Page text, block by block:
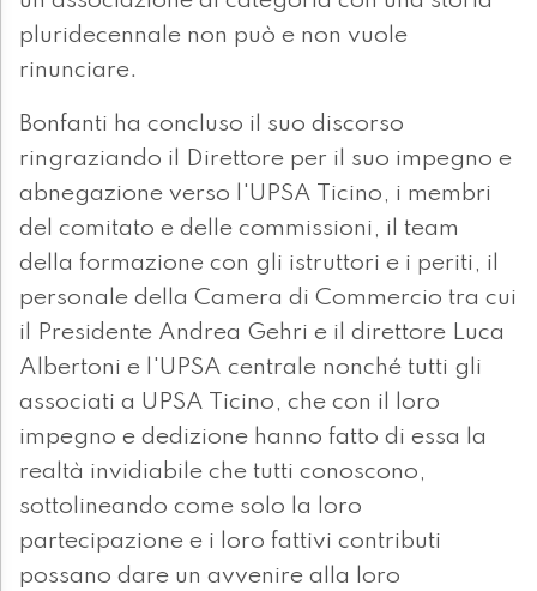
pluridecennale non può e non vuole
rinunciare.
Bonfanti ha concluso il suo discorso
ringraziando il Direttore per il suo impegno e
abnegazione verso l'UPSA Ticino, i membri
del comitato e delle commissioni, il team
della formazione con gli istruttori e i periti, il
personale della Camera di Commercio tra cui
il Presidente Andrea Gehri e il direttore Luca
Albertoni e l'UPSA centrale nonché tutti gli
associati a UPSA Ticino, che con il loro
impegno e dedizione hanno fatto di essa la
realtà invidiabile che tutti conoscono,
sottolineando come solo la loro
partecipazione e i loro fattivi contributi
possano dare un avvenire alla loro